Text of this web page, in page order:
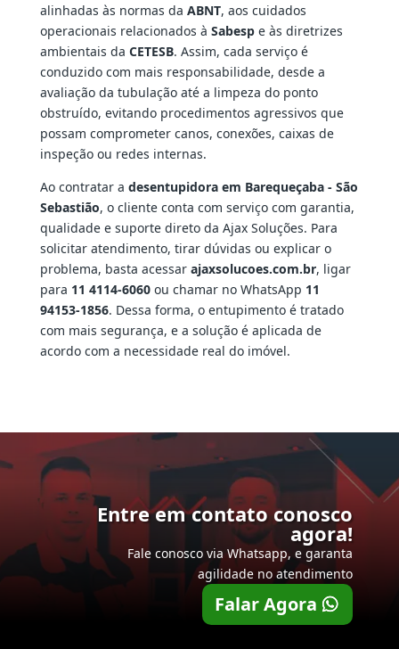
alinhadas às normas da ABNT, aos cuidados
operacionais relacionados à Sabespe às diretrizes
ambientais da CETESB. Assim, cada serviço é
conduzido com mais responsabilidade, desde a
avaliação da tubulação até a limpeza do ponto
obstruído, evitando procedimentos agressivos que
possam comprometer canos, conexões, caixas de
inspeção ou redes internas.
Ao contratar a desentupidora em Barequeçaba - São
Sebastião, o cliente conta com serviço com garantia,
qualidade e suporte direto da Ajax Soluções. Para
solicitar atendimento, tirar dúvidas ou explicar o
problema, basta acessar ajaxsolucoes.com.br, ligar
para 11 4114-6060ou chamar no WhatsApp 11
94153-1856. Dessa forma, o entupimento é tratado
com mais segurança, e a solução é aplicada de
acordo com a necessidade real do imóvel.
Entre em contato conosco
agora!
Fale conosco via Whatsapp, e garanta
agilidade no atendimento
Falar Agora